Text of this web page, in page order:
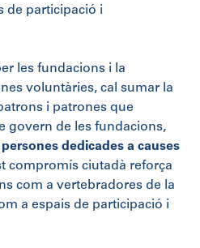
de participació i
les fundacions i la
voluntàries, cal sumar la
i patrones que
govern de les fundacions,
persones dedicades a causes
compromís ciutadà reforça
com a vertebradores de la
a espais de participació i